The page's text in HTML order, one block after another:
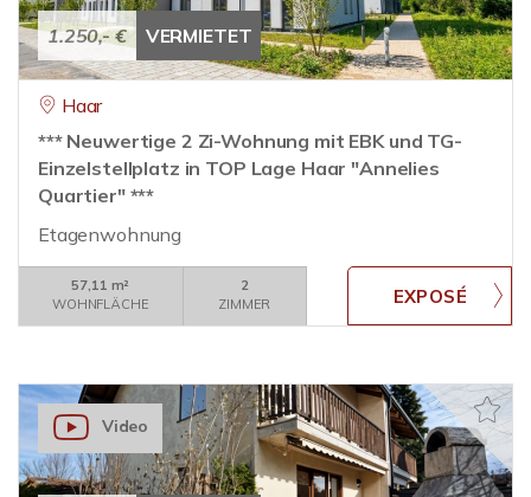
1.250,- € VERMIETET
Haar
*** Neuwertige 2 Zi-Wohnung mit EBK und TG-
Einzelstellplatz in TOP Lage Haar "Annelies
Quartier" ***
Etagenwohnung
57,11 m²
WOHNFLÄCHE
2
ZIMMER
Video